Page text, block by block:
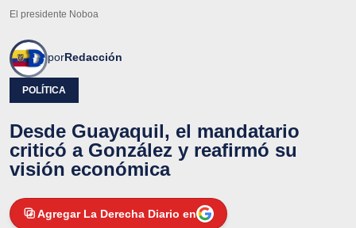
El presidente Noboa
porRedacción
POLÍTICA
Desde Guayaquil, el mandatario
criticó a González y reafirmó su
visión económica
Agregar La Derecha Diario en